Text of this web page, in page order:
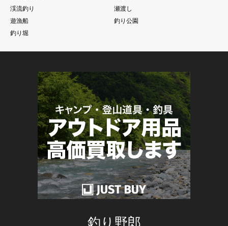
渓流釣り
瀬渡し
遊漁船
釣り公園
釣り堀
釣り野郎